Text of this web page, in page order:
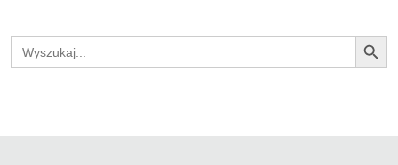
Search
for:
Search Button